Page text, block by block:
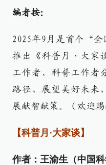
编者按：
2025年9月是首个“
推出《科普月·大家
工作者、科普工作者
路径、展望美好未来
展献智献策。（欢迎
【科普月·大家谈】
作者：王渝生（中国科